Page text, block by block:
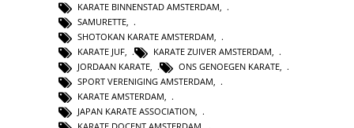
KARATE BINNENSTAD AMSTERDAM
SAMURETTE
SHOTOKAN KARATE AMSTERDAM
KARATE JUF
KARATE ZUIVER AMSTERDAM
JORDAAN KARATE
ONS GENOEGEN KARATE
SPORT VERENIGING AMSTERDAM
KARATE AMSTERDAM
JAPAN KARATE ASSOCIATION,